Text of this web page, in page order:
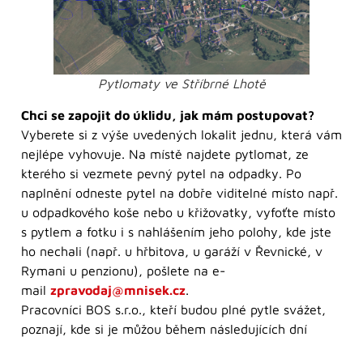
Pytlomaty ve Stříbrné Lhotě
Chci se zapojit do úklidu, jak mám postupovat?
Vyberete si z výše uvedených lokalit jednu, která vám
nejlépe vyhovuje. Na místě najdete pytlomat, ze
kterého si vezmete pevný pytel na odpadky. Po
naplnění odneste pytel na dobře viditelné místo např.
u odpadkového koše nebo u křižovatky, vyfoťte místo
s pytlem a fotku i s nahlášením jeho polohy, kde jste
ho nechali (např. u hřbitova, u garáží v Řevnické, v
Rymani u penzionu), pošlete na e-
mail zpravodaj@mnisek.cz.
Pracovníci BOS s.r.o., kteří budou plné pytle svážet,
poznají, kde si je můžou během následujících dní